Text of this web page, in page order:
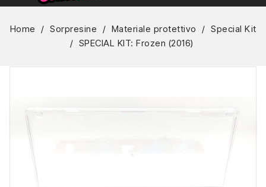
Home Sorpresine Materiale protettivo
Special Kit
SPECIAL KIT: Frozen (2016)